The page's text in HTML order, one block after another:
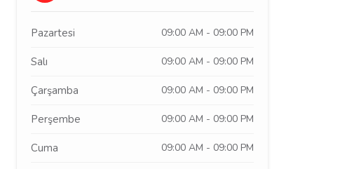
Pazartesi 09:00 AM - 09:00 PM
Salı 09:00 AM - 09:00 PM
Çarşamba 09:00 AM - 09:00 PM
Perşembe 09:00 AM - 09:00 PM
Cuma 09:00 AM - 09:00 PM